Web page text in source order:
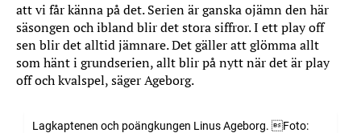
att vi får känna på det. Serien är ganska ojämn den här
säsongen och ibland blir det stora siffror. I ett play off
sen blir det alltid jämnare. Det gäller att glömma allt
som hänt i grundserien, allt blir på nytt när det är play
off och kvalspel, säger Ageborg.
Lagkaptenen och poängkungen Linus Ageborg. Foto: